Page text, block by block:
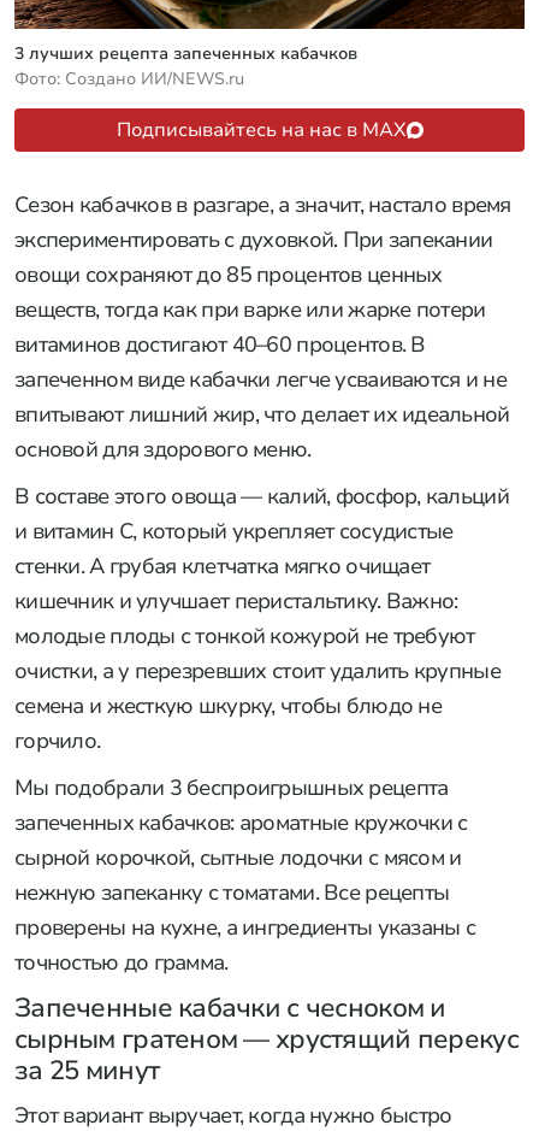
3 лучших рецепта запеченных кабачков
Фото: Создано ИИ/NEWS.ru
Подписывайтесь на нас в MAX
Сезон кабачков в разгаре, а значит, настало время
экспериментировать с духовкой. При запекании
овощи сохраняют до 85 процентов ценных
веществ, тогда как при варке или жарке потери
витаминов достигают 40–60 процентов. В
запеченном виде кабачки легче усваиваются и не
впитывают лишний жир, что делает их идеальной
основой для здорового меню.
В составе этого овоща — калий, фосфор, кальций
и витамин С, который укрепляет сосудистые
стенки. А грубая клетчатка мягко очищает
кишечник и улучшает перистальтику. Важно:
молодые плоды с тонкой кожурой не требуют
очистки, а у перезревших стоит удалить крупные
семена и жесткую шкурку, чтобы блюдо не
горчило.
Мы подобрали 3 беспроигрышных рецепта
запеченных кабачков: ароматные кружочки с
сырной корочкой, сытные лодочки с мясом и
нежную запеканку с томатами. Все рецепты
проверены на кухне, а ингредиенты указаны с
точностью до грамма.
Запеченные кабачки с чесноком и
сырным гратеном — хрустящий перекус
за 25 минут
Этот вариант выручает, когда нужно быстро